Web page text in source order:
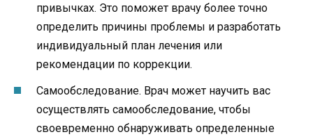
привычках. Это поможет врачу более точно
определить причины проблемы и разработать
индивидуальный план лечения или
рекомендации по коррекции.
Самообследование. Врач может научить вас
осуществлять самообследование, чтобы
своевременно обнаруживать определенные